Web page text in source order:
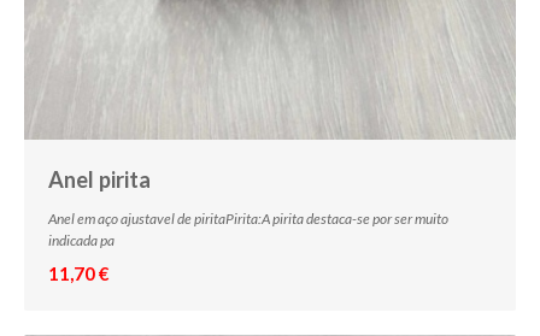
Anel pirita
Anel em aço ajustavel de piritaPirita:A pirita destaca-se por ser muito
indicada pa
11,70 €